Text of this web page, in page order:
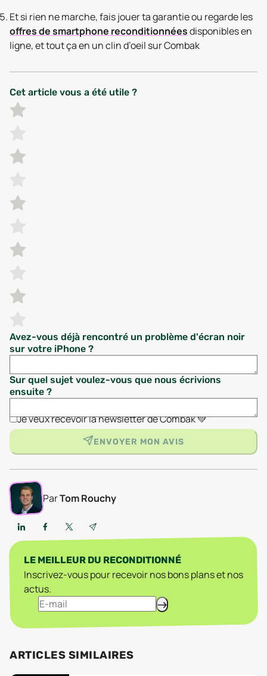
Et si rien ne marche, fais jouer ta garantie ou regarde les
offres de smartphone reconditionnéesdisponibles en
ligne, et tout ça en un clin d’oeil sur Combak
Cet article vous a été utile ?
Avez-vous déjà rencontré un problème d'écran noir
sur votre iPhone ?
Sur quel sujet voulez-vous que nous écrivions
ensuite ?
Je veux recevoir la newsletter de Combak 💚
ENVOYER MON AVIS
ParTom Rouchy
LE MEILLEUR DU RECONDITIONNÉ
Inscrivez-vous pour recevoir nos bons plans et nos
actus.
ARTICLES SIMILAIRES